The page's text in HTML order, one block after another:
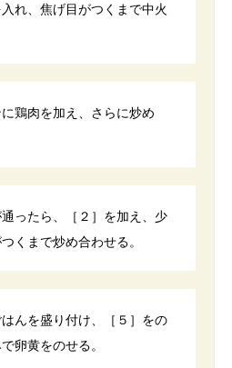
れ、焦げ目がつくまで中火
鶏肉を加え、さらに炒め
ったら、［２］を加え、少
くまで炒め合わせる。
んを盛り付け、［５］をの
卵黄をのせる。